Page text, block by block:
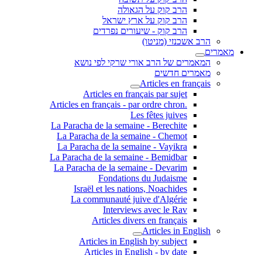
הרב קוק על הגאולה
הרב קוק על ארץ ישראל
הרב קוק - שיעורים נפרדים
הרב אשכנזי (מניטו)
מאמרים
המאמרים של הרב אורי שרקי לפי נושא
מאמרים חדשים
Articles en français
Articles en français par sujet
.Articles en français - par ordre chron
Les fêtes juives
La Paracha de la semaine - Berechite
La Paracha de la semaine - Chemot
La Paracha de la semaine - Vayikra
La Paracha de la semaine - Bemidbar
La Paracha de la semaine - Devarim
Fondations du Judaisme
Israël et les nations, Noachides
La communauté juive d'Algérie
Interviews avec le Rav
Articles divers en français
Articles in English
Articles in English by subject
Articles in English - by date